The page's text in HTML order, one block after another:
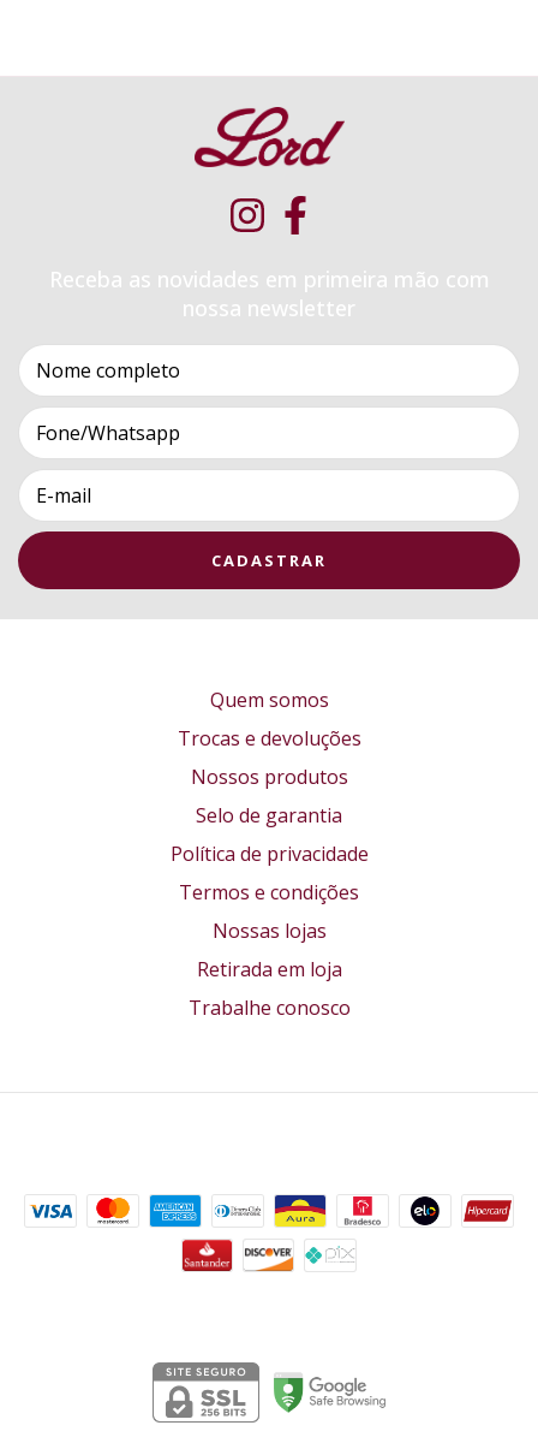
Receba as novidades em primeira mão com
nossa newsletter
Quem somos
Trocas e devoluções
Nossos produtos
Selo de garantia
Política de privacidade
Termos e condições
Nossas lojas
Retirada em loja
Trabalhe conosco